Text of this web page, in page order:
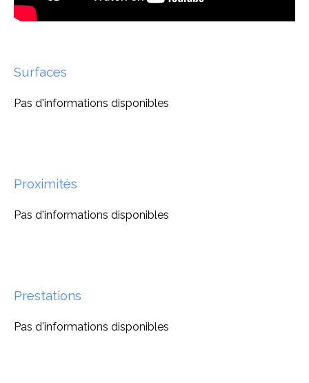
Surfaces
Pas d'informations disponibles
Proximités
Pas d'informations disponibles
Prestations
Pas d'informations disponibles